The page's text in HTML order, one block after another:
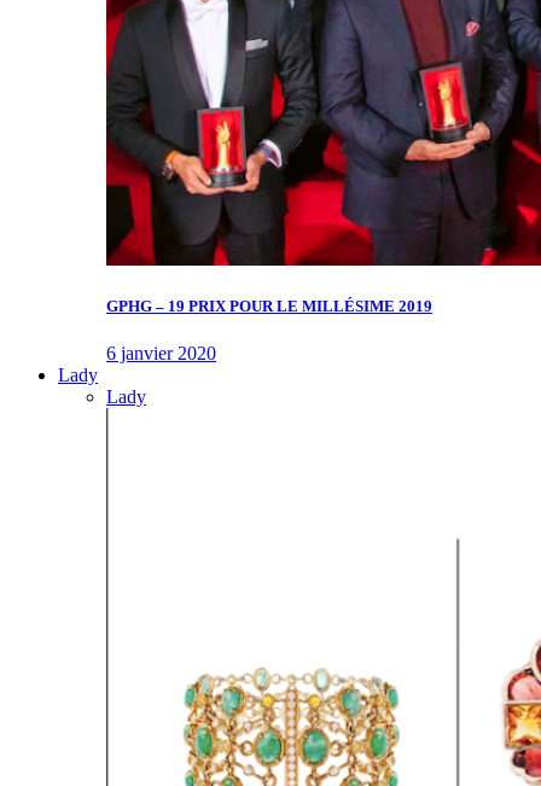
GPHG – 19 PRIX POUR LE MILLÉSIME 2019
6 janvier 2020
Lady
Lady